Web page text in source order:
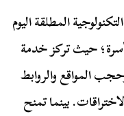
المطلقة اليوم
حيث تركز خدمة
المواقع والروابط
بينما تمنح